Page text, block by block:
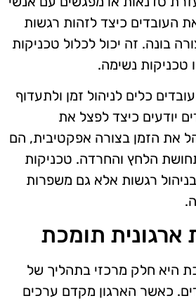
העובדים כיצד לזהות רגשות
בונה. זה יכול לכלול טכניקות
טכניקות נשימה.
כלים לניהול זמן ולתעדוף
יודעים כיצד לפצל את
את הזמן בצורה אפקטיבית, הם
הלחץ והחרדה. טכניקות
רגשות אלא גם משפרות
ארגונית תומכת
היא חלק מרכזי בתהליך של
כאשר הארגון מקדם ערכים